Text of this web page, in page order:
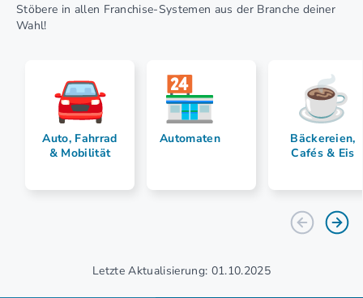
Stöbere in allen Franchise-Systemen aus der Branche deiner
Wahl!
Auto, Fahrrad
& Mobilität
Automaten
Bäckereien,
Cafés & Eis
Letzte Aktualisierung: 01.10.2025